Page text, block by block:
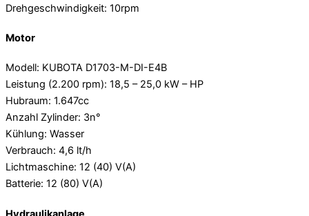
Drehgeschwindigkeit: 10rpm
Motor
Modell: KUBOTA D1703-M-DI-E4B
Leistung (2.200 rpm): 18,5 – 25,0 kW – HP
Hubraum: 1.647cc
Anzahl Zylinder: 3n°
Kühlung: Wasser
Verbrauch: 4,6 lt/h
Lichtmaschine: 12 (40) V(A)
Batterie: 12 (80) V(A)